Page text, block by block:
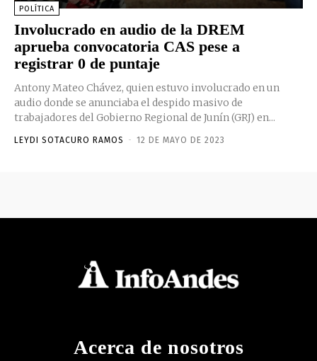
POLÍTICA
Involucrado en audio de la DREM
aprueba convocatoria CAS pese a
registrar 0 de puntaje
Antony Mateo Chávez, quien estuvo involucrado en un
audio donde se anunciaba el despido masivo de
trabajadores del Gobierno Regional de Junín (GRJ) en...
LEYDI SOTACURO RAMOS - 12 DE MAYO DE 2023
Acerca de nosotros